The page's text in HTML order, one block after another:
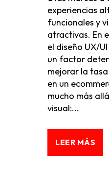
experiencias
funcionales y
atractivas. En
el diseño UX/
un factor
mejorar la
en un
mucho más
visual:...
LEER MÁS